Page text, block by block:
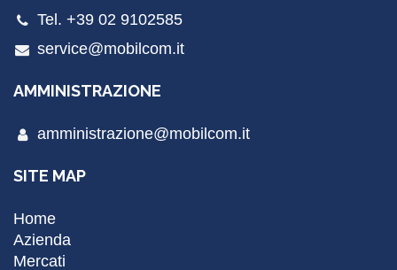
Tel. +39 02 9102585
service@mobilcom.it
AMMINISTRAZIONE
amministrazione@mobilcom.it
SITE MAP
Home
Azienda
Mercati